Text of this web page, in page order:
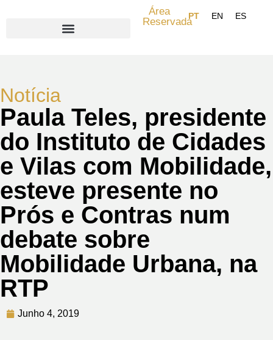
Área
Reservada
Notícia
Paula Teles, presidente
do Instituto de Cidades
e Vilas com Mobilidade,
esteve presente no
Prós e Contras num
debate sobre
Mobilidade Urbana, na
RTP
Junho 4, 2019